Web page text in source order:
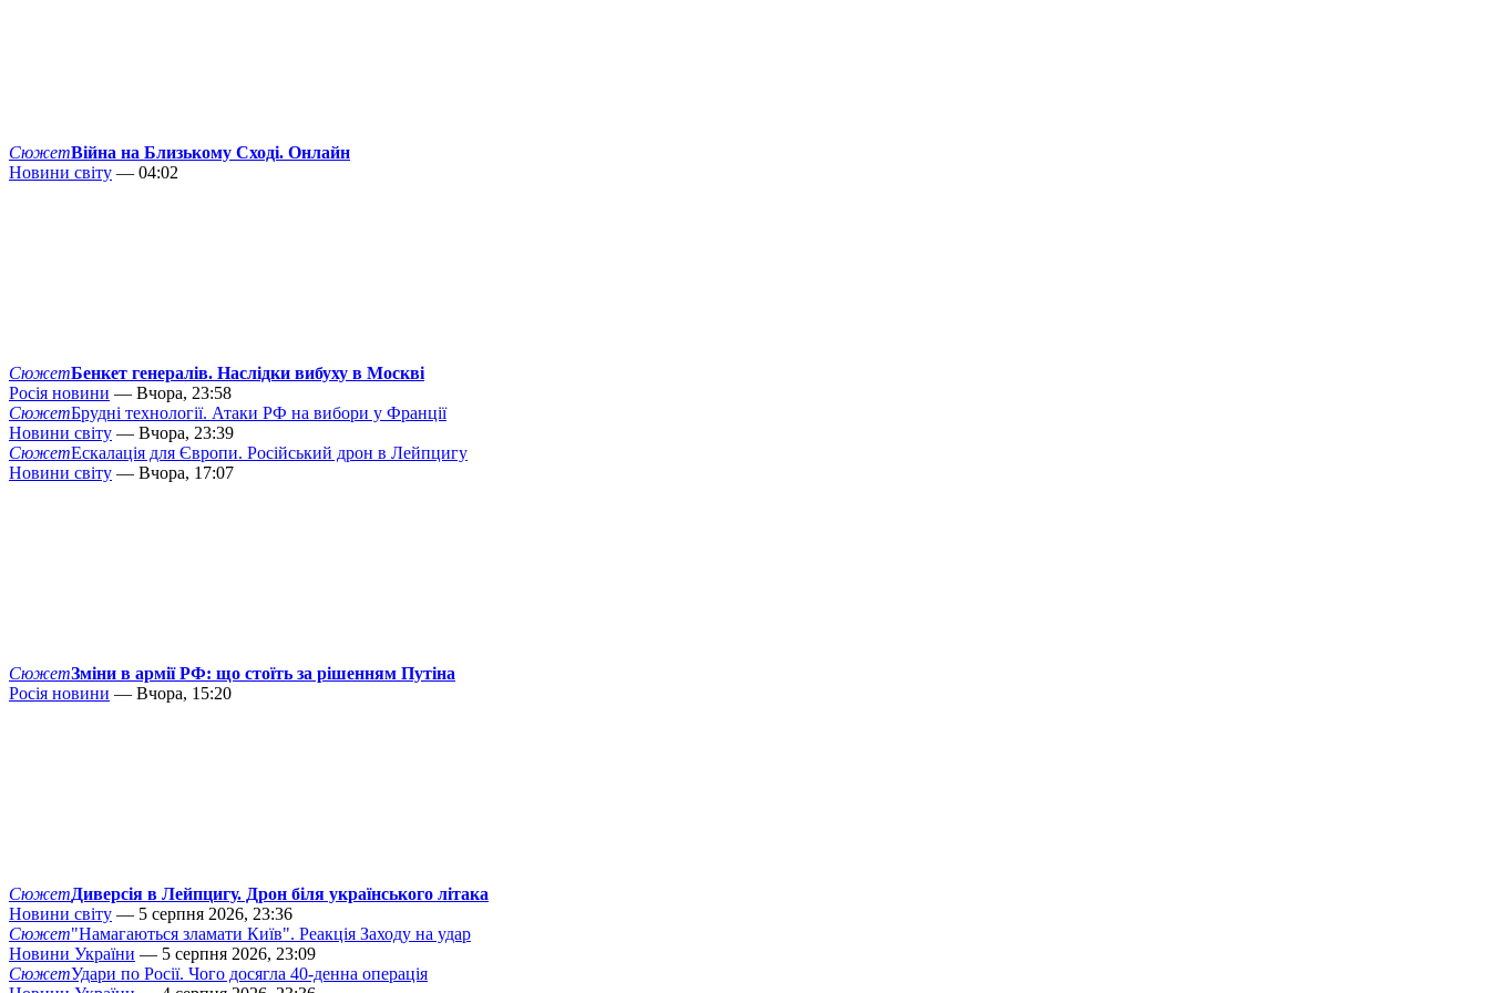
СюжетВійна на Близькому Сході. Онлайн
Новини світу — 04:02
СюжетБенкет генералів. Наслідки вибуху в Москві
Росія новини — Вчора, 23:58
СюжетБрудні технології. Атаки РФ на вибори у Франції
Новини світу — Вчора, 23:39
СюжетЕскалація для Європи. Російський дрон в Лейпцигу
Новини світу — Вчора, 17:07
СюжетЗміни в армії РФ: що стоїть за рішенням Путіна
Росія новини — Вчора, 15:20
СюжетДиверсія в Лейпцигу. Дрон біля українського літака
Новини світу — 5 серпня 2026, 23:36
Сюжет"Намагаються зламати Київ". Реакція Заходу на удар
Новини України — 5 серпня 2026, 23:09
СюжетУдари по Росії. Чого досягла 40-денна операція